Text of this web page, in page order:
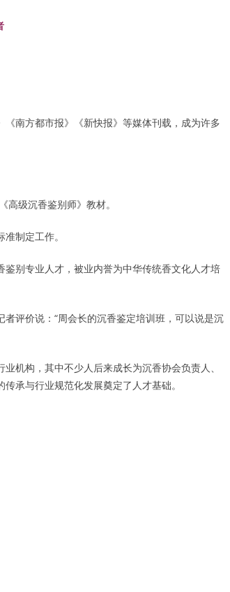
南方都市报》《新快报》等媒体刊载，成为许多
级沉香鉴别师》教材。
制定工作。
别专业人才，被业内誉为中华传统香文化人才培
评价说：“周会长的沉香鉴定培训班，可以说是沉
机构，其中不少人后来成长为沉香协会负责人、
承与行业规范化发展奠定了人才基础。